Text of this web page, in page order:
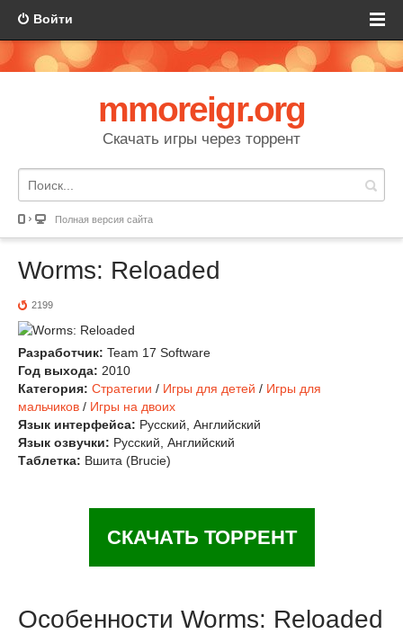
Войти
mmoreigr.org
Скачать игры через торрент
Полная версия сайта
Worms: Reloaded
2199
Разработчик: Team 17 Software
Год выхода: 2010
Категория: Стратегии / Игры для детей / Игры для
мальчиков / Игры на двоих
Язык интерфейса: Русский, Английский
Язык озвучки: Русский, Английский
Таблетка: Вшита (Brucie)
СКАЧАТЬ ТОРРЕНТ
Особенности Worms: Reloaded